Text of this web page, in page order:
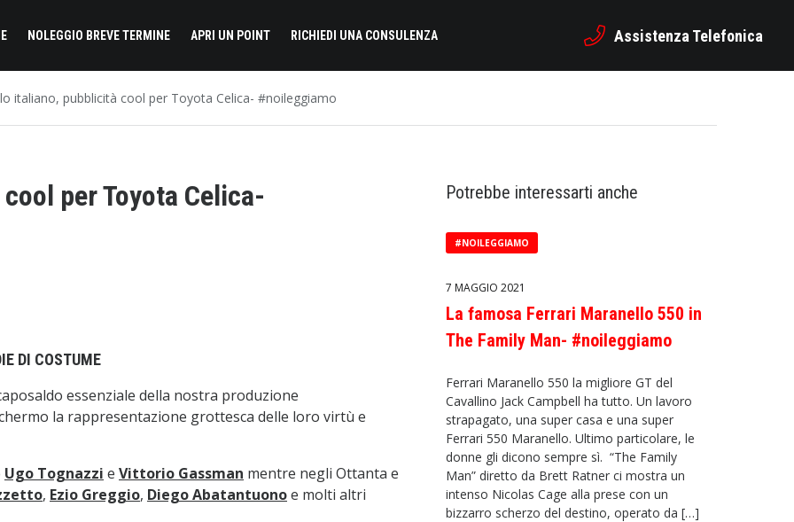
NOLEGGIO BREVE TERMINE APRI UN POINT RICHIEDI UNA CONSULENZA Assistenza Telefonica
italiano, pubblicità cool per Toyota Celica- #noileggiamo
per Toyota Celica-
DI COSTUME
essenziale della nostra produzione
la rappresentazione grottesca delle loro virtù e
Ugo Tognazzi e Vittorio Gassman mentre negli Ottanta e
, Ezio Greggio, Diego Abatantuonoe molti altri
Potrebbe interessarti anche
#NOILEGGIAMO
7 MAGGIO 2021
La famosa Ferrari Maranello 550 in
The Family Man- #noileggiamo
Ferrari Maranello 550 la migliore GT del
Cavallino Jack Campbell ha tutto. Un lavoro
strapagato, una super casa e una super
Ferrari 550 Maranello. Ultimo particolare, le
donne gli dicono sempre sì. “The Family
Man” diretto da Brett Ratner ci mostra un
intenso Nicolas Cage alla prese con un
bizzarro scherzo del destino, operato da […]